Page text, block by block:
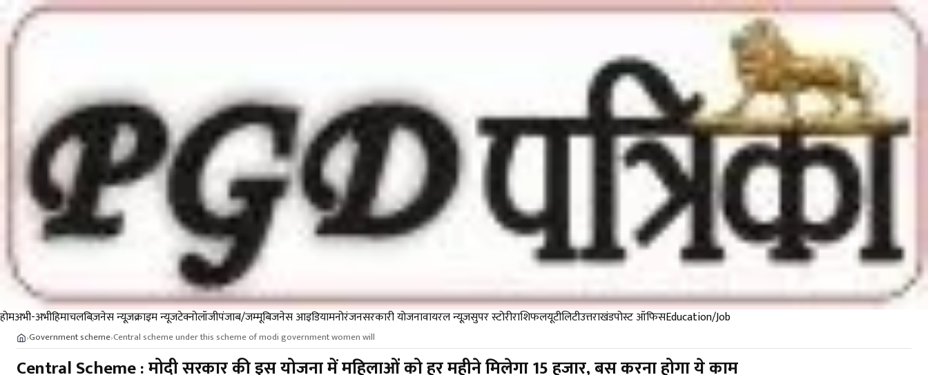
होमअभी-अभीहिमाचलबिज़नेस न्यूज़क्राइम न्यूजटेक्नोलॉजीपंजाब/जम्मूबिजनेस आइडियामनोरंजनसरकारी योजनावायरल न्यूज़सुपर स्टोरीराशिफलयूटीलिटीउत्तराखंडपोस्ट ऑफिसEducation/Job
›Government scheme›Central scheme under this scheme of modi government women will
Central Scheme : मोदी सरकार की इस योजना में महिलाओं को हर महीने मिलेगा 15 हजार, बस करना होगा ये काम